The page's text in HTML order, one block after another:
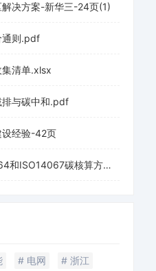
决方案-新华三-24页(1)
通则.pdf
清单.xlsx
排与碳中和.pdf
设经验-42页
法应用-20220312-山西科城能源环境创新研究院-39页.pdf
# 电网 # 浙江